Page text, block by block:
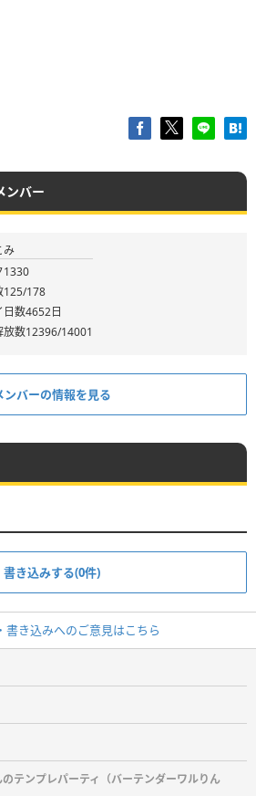
ンバー
み
1330
125/178
日数4652日
放数12396/14001
ンバーの情報を見る
書き込みする(0件)
書き込みへのご意見はこちら
テンプレパーティ（バーテンダーワルりん